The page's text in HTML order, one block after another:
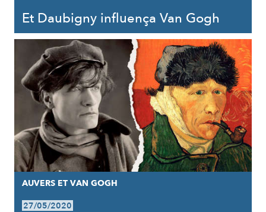
Et Daubigny influença Van Gogh
AUVERS ET VAN GOGH
27/05/2020